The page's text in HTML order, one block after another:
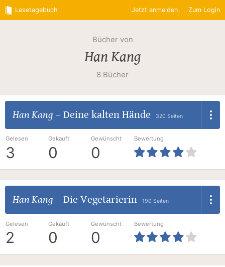
Lesetagebuch Jetzt anmelden Zum Login
Bücher von
Han Kang
8 Bücher
Han Kang – Deine kalten Hände 320 Seiten
Gelesen
3
Gekauft
0
Gewünscht
0
Bewertung
Han Kang – Die Vegetarierin 190 Seiten
Gelesen
2
Gekauft
0
Gewünscht
0
Bewertung